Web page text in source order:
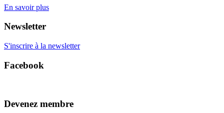
En savoir plus
Newsletter
S'inscrire à la newsletter
Facebook
Devenez membre